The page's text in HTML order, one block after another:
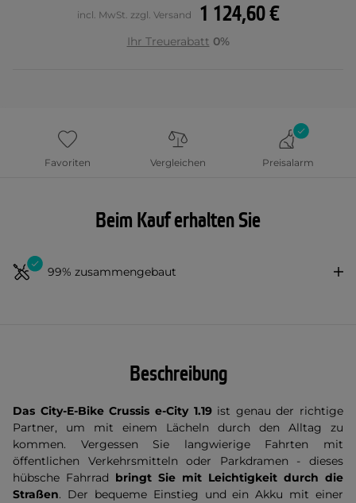
1 124,60 €
incl. MwSt. zzgl. Versand
Ihr Treuerabatt 0%
Favoriten Vergleichen Preisalarm
Beim Kauf erhalten Sie
99% zusammengebaut
Beschreibung
Das City-E-Bike Crussis e-City 1.19ist genau der richtige
Partner, um mit einem Lächeln durch den Alltag zu
kommen. Vergessen Sie langwierige Fahrten mit
öffentlichen Verkehrsmitteln oder Parkdramen - dieses
hübsche Fahrrad bringt Sie mit Leichtigkeit durch die
Straßen. Der bequeme Einstieg und ein Akku mit einer